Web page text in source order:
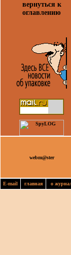
вернуться к
оглавлению
webm@ster
E-mail главная о